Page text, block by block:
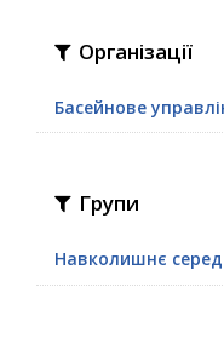
Організації
Басейнове
Групи
Навколишнє